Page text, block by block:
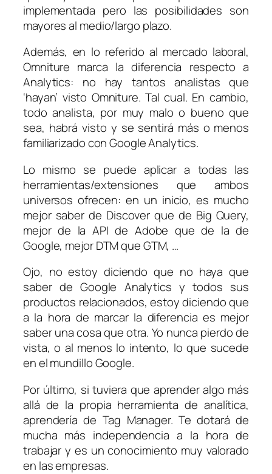
implementada pero las posibilidades son
mayores al medio/largo plazo.
Además, en lo referido al mercado laboral,
Omniture marca la diferencia respecto a
Analytics: no hay tantos analistas que
‘hayan’ visto Omniture. Tal cual. En cambio,
todo analista, por muy malo o bueno que
sea, habrá visto y se sentirá más o menos
familiarizado con Google Analytics.
Lo mismo se puede aplicar a todas las
herramientas/extensiones que ambos
universos ofrecen: en un inicio, es mucho
mejor saber de Discover que de Big Query,
mejor de la API de Adobe que de la de
Google, mejor DTM que GTM, …
Ojo, no estoy diciendo que no haya que
saber de Google Analytics y todos sus
productos relacionados, estoy diciendo que
a la hora de marcar la diferencia es mejor
saber una cosa que otra. Yo nunca pierdo de
vista, o al menos lo intento, lo que sucede
en el mundillo Google.
Por último, si tuviera que aprender algo más
allá de la propia herramienta de analítica,
aprendería de Tag Manager. Te dotará de
mucha más independencia a la hora de
trabajar y es un conocimiento muy valorado
en las empresas.